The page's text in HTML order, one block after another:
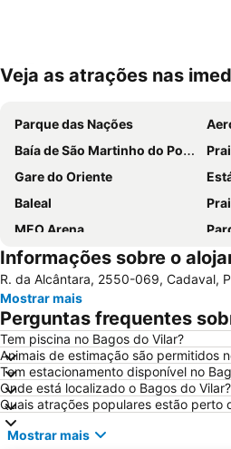
Ampliar mapa
Veja as atrações nas
Parque das Nações
Baía de São Martinho do Porto
Gare do Oriente
Baleal
MEO Arena
Jardim Zoológico de Lisboa
Benfica
Praça de Touros de Campo Pequeno
Estação de Caminhos de Ferro de Sete Rios
Lagoa de Óbidos
Foz do Arelho
Praia da Ericeira
Oceanário de Lisboa
Informações sobre o
R. da Alcântara, 2550-069, Cadaval,
Mostrar mais
Perguntas frequentes
Tem piscina no Bagos do Vilar?
Animais de estimação são permitidos
Tem estacionamento disponível no
Onde está localizado o Bagos do Vilar?
Quais atrações populares estão perto
Mostrar mais